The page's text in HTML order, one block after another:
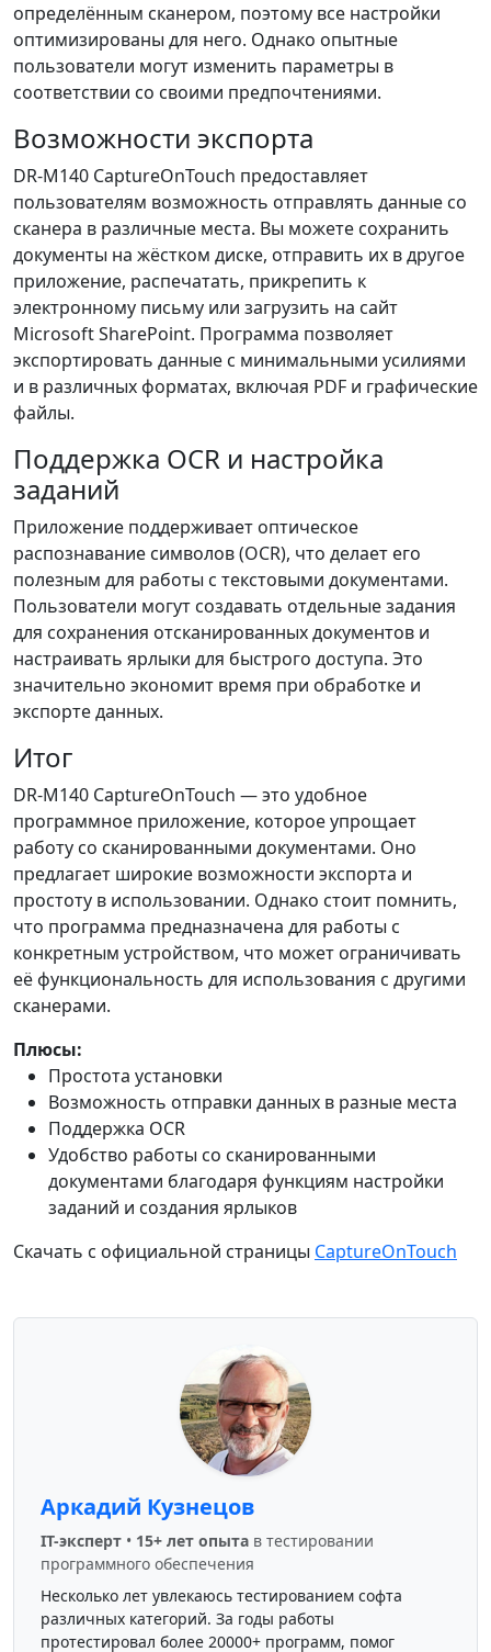
определённым сканером, поэтому все настройки
оптимизированы для него. Однако опытные
пользователи могут изменить параметры в
соответствии со своими предпочтениями.
Возможности экспорта
DR-M140 CaptureOnTouch предоставляет
пользователям возможность отправлять данные со
сканера в различные места. Вы можете сохранить
документы на жёстком диске, отправить их в другое
приложение, распечатать, прикрепить к
электронному письму или загрузить на сайт
Microsoft SharePoint. Программа позволяет
экспортировать данные с минимальными усилиями
и в различных форматах, включая PDF и графические
файлы.
Поддержка OCR и настройка
заданий
Приложение поддерживает оптическое
распознавание символов (OCR), что делает его
полезным для работы с текстовыми документами.
Пользователи могут создавать отдельные задания
для сохранения отсканированных документов и
настраивать ярлыки для быстрого доступа. Это
значительно экономит время при обработке и
экспорте данных.
Итог
DR-M140 CaptureOnTouch — это удобное
программное приложение, которое упрощает
работу со сканированными документами. Оно
предлагает широкие возможности экспорта и
простоту в использовании. Однако стоит помнить,
что программа предназначена для работы с
конкретным устройством, что может ограничивать
её функциональность для использования с другими
сканерами.
Плюсы:
Простота установки
Возможность отправки данных в разные места
Поддержка OCR
Удобство работы со сканированными
документами благодаря функциям настройки
заданий и создания ярлыков
Скачать с официальной страницы CaptureOnTouch
Аркадий Кузнецов
IT-эксперт • 15+ лет опыта в тестировании
программного обеспечения
Несколько лет увлекаюсь тестированием софта
различных категорий. За годы работы
протестировал более 20000+ программ, помог